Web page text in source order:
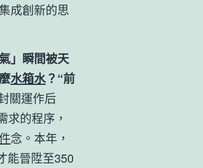
成創新的思
」瞬間被天
水箱水？“前
關運作后
求的程序，
念。本年，
能晉陞至350